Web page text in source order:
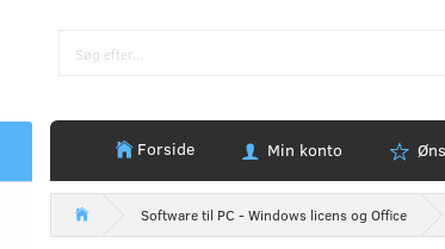
Forside Min konto
Software til PC - Windows licens og Office